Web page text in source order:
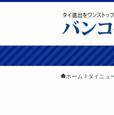
ホーム タイニュ